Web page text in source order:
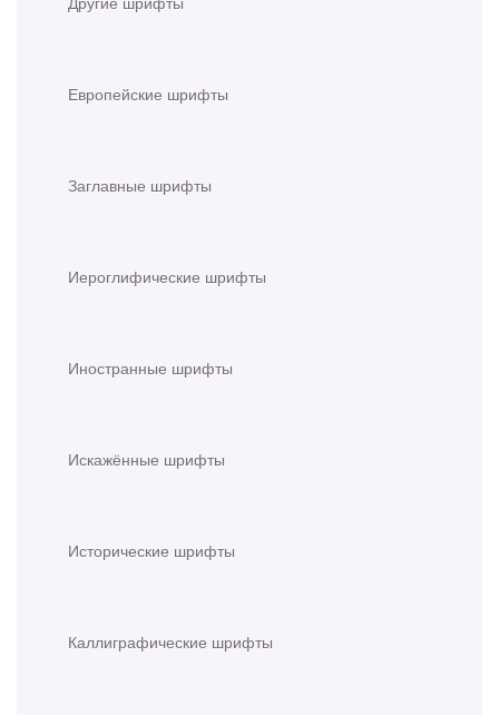
Европейские шрифты
Заглавные шрифты
Иероглифические шрифты
Иностранные шрифты
Искажённые шрифты
Исторические шрифты
Каллиграфические шрифты